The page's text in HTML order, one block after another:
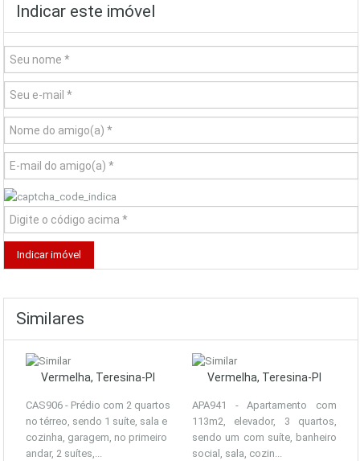
Indicar este imóvel
Similares
Vermelha, Teresina-PI
CAS906 - Prédio com 2 quartos
no térreo, sendo 1 suíte, sala e
cozinha, garagem, no primeiro
andar, 2 suítes,...
Vermelha, Teresina-PI
APA941 - Apartamento com
113m2, elevador, 3 quartos,
sendo um com suíte, banheiro
social, sala, cozin...